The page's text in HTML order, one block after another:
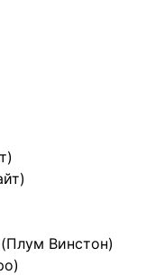
Винстон)